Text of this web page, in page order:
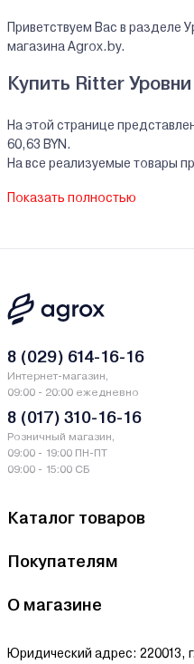
Приветствуем Вас в разделе
магазина Agrox.by.
Купить Ritter
На этой странице
60,63 BYN.
На все реализуемые товары
рассрочку и лизинг - у нас
ведущих банков Беларуси.
Гарантии и сервис -
Производитель Ritter -
штрасе, 14-16, 8180 Булах,
Schutzenmatt Straße 14-16,
Сервисный центр Ritter - ООО
здесь.
Показать полностью
Каталог товаров
Покупателям
О магазине
Юридический адрес: 220013,
8 (029) 614-16-16
Интернет-магазин,
09:00 - 20:00 ежедневно
8 (017) 310-16-16
Розничный магазин,
09:00 - 19:00 ПН-ПТ
09:00 - 15:00 СБ